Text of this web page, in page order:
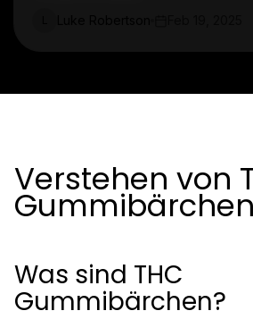
Verstehen von
Gummibärchen
Was sind THC
Gummibärchen?